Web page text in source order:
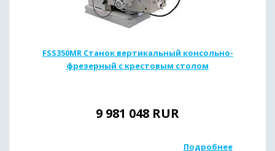
FSS350MR Станок вертикальный консольно-
фрезерный с крестовым столом
9 981 048 RUR
Подробнее